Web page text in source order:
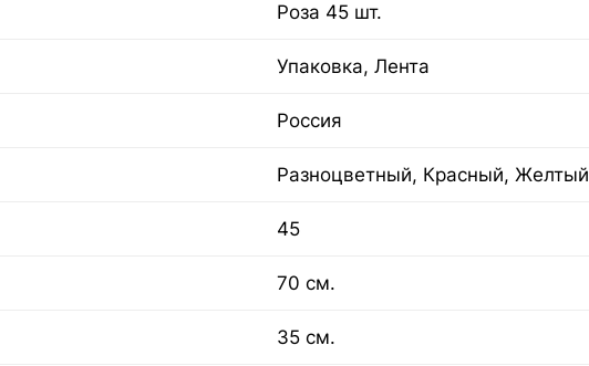
Роза 45 шт.
Упаковка, Лента
Россия
Разноцветный, Красный, Желтый
45
70 см.
35 см.